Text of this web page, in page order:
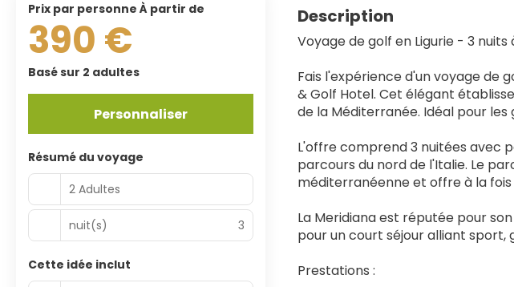
Description
Voyage de golf en Ligurie - 3
Fais l'expérience d'un voyage de
& Golf Hotel. Cet élégant
de la Méditerranée. Idéal pour
L'offre comprend 3 nuitées avec
parcours du nord de l'Italie. Le
méditerranéenne et offre à la fois
La Meridiana est réputée pour
pour un court séjour alliant
Prestations :
prix par personne À partir de
390 €
Basé sur 2 adultes
Personnaliser
Résumé du voyage
2 Adultes
nuit(s) 3
Cette idée inclut